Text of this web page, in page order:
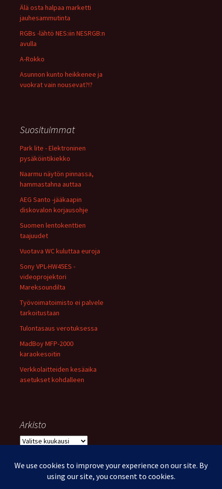
Älä osta halpaa marketti
jauhesammutinta
RGBs -lähtö NES:iin NESRGB:n
avulla
A-Rokko
Asunnon kunto heikkenee ja
vuokrat vain nousevat?!?
Suosituimmat
Park lite - Elektroninen
pysäköintikiekko
Naarmu näytön pinnassa,
hammastahna auttaa
AEG Santo -jääkaapin
diskovalon korjausohje
Suomen lentokenttien
taajuudet
Vuotava WC kuluttaa euroja
Sony VPL-HW45ES -
videoprojektori
Mareksoundilta
Työvoimatoimisto ei palvele
tarkoitustaan
Tulontasaus verotuksessa
MadBoy MFP-2000
karaokesoitin
Verkkolaitteiden kesäaika
asetukset kohdalleen
Arkisto
Arkisto